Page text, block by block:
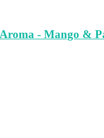
- Mango &